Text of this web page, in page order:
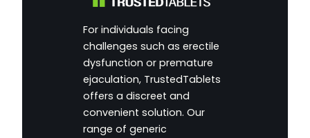
For individuals facing
challenges such as erectile
dysfunction or premature
ejaculation, TrustedTablets
offers a discreet and
convenient solution. Our
range of generic